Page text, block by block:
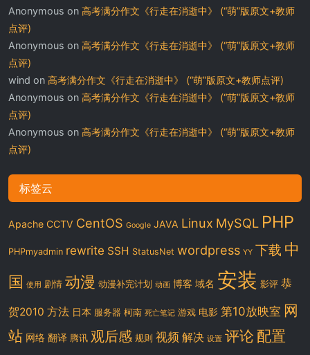
Anonymous on 高考满分作文《行走在消逝中》 (“萌”版原文+教师
点评)
Anonymous on 高考满分作文《行走在消逝中》 (“萌”版原文+教师
点评)
wind on 高考满分作文《行走在消逝中》 (“萌”版原文+教师点评)
Anonymous on 高考满分作文《行走在消逝中》 (“萌”版原文+教师
点评)
Anonymous on 高考满分作文《行走在消逝中》 (“萌”版原文+教师
点评)
标签云
Apache CCTV CentOS Google JAVA Linux MySQL PHP
PHPmyadmin rewrite SSH StatusNet wordpress YY 下载 中
国 使用 剧情 动漫 动漫补完计划 动画 博客 域名 安装 影评 恭
贺2010 方法 日本 服务器 柯南 死亡笔记 游戏 电影 第10放映室 网
站 网络 翻译 腾讯 观后感 规则 视频 解决 设置 评论 配置